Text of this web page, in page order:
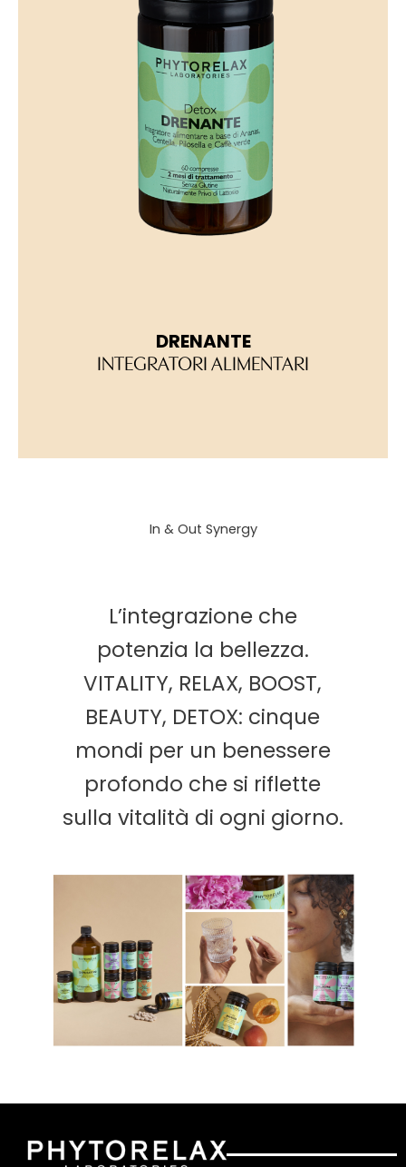
DRENANTE
INTEGRATORI ALIMENTARI
In & Out Synergy
L’integrazione che
potenzia la bellezza.
VITALITY, RELAX, BOOST,
BEAUTY, DETOX: cinque
mondi per un benessere
profondo che si riflette
sulla vitalità di ogni giorno.